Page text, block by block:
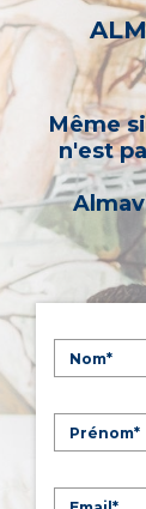
d’autres
Même
n'est